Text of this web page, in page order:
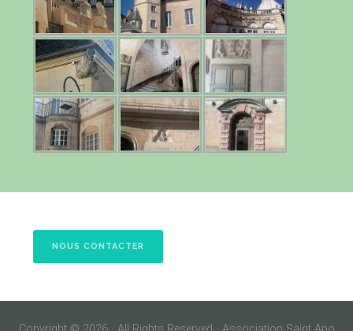
NOUS CONTACTER